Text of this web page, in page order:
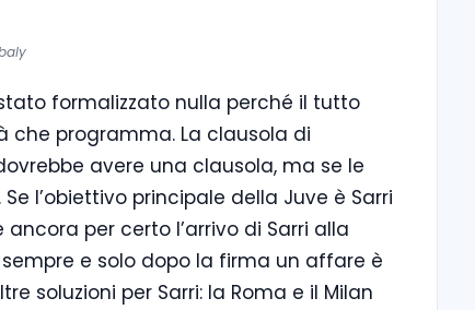
formalizzato nulla perché il tutto
che programma. La clausola di
avere una clausola, ma se le
l’obiettivo principale della Juve è Sarri
ancora per certo l’arrivo di Sarri alla
e solo dopo la firma un affare è
soluzioni per Sarri: la Roma e il Milan